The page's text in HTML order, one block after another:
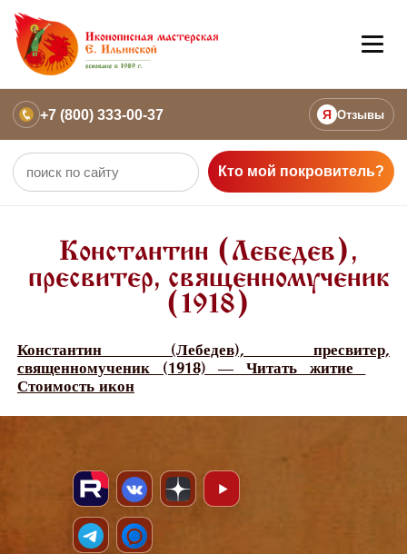
+7 (800) 333-00-37 Я Отзывы
Кто мой покровитель?
Константин (Лебедев),
пресвитер, священномученик
(1918)
Константин (Лебедев), пресвитер,
священномученик (1918) — Читать житие
Стоимость икон